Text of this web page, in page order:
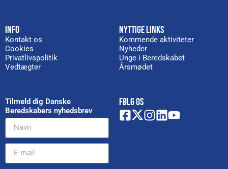
INFO
Kontakt os
Cookies
Privatlivspolitik
Vedtægter
NYTTIGE LINKS
Kommende aktiviteter
Nyheder
Unge i Beredskabet
Årsmødet
Tilmeld dig Danske
Beredskabers nyhedsbrev
FØLG OS